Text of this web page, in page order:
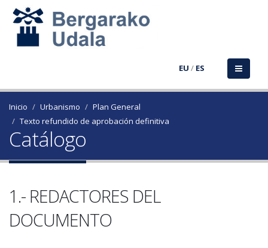
EU / ES
Inicio Urbanismo
Plan General
Texto refundido de aprobación definitiva
Catálogo
1.- REDACTORES DEL
DOCUMENTO